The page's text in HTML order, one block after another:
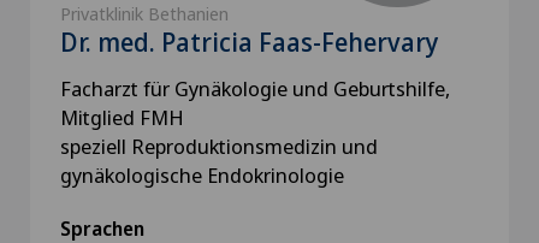
Privatklinik Bethanien
Dr. med. Patricia Faas-Fehervary
Facharzt für Gynäkologie und Geburtshilfe,
Mitglied FMH
speziell Reproduktionsmedizin und
gynäkologische Endokrinologie
Sprachen